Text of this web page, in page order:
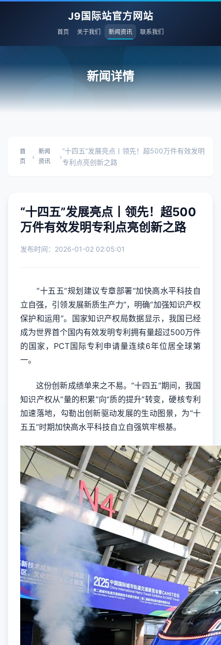
J9国际站官方网站
首页 关于我们 新闻资讯 联系我们
新闻详情
首
页
›
新闻
资讯
›
“十四五”发展亮点丨领先！超500万件有效发明
专利点亮创新之路
“十四五”发展亮点丨领先！超500
万件有效发明专利点亮创新之路
发布时间：2026-01-02 02:05:01
“十五五”规划建议专章部署“加快高水平科技自
立自强，引领发展新质生产力”，明确“加强知识产权
保护和运用”。国家知识产权局数据显示，我国已经
成为世界首个国内有效发明专利拥有量超过500万件
的国家，PCT国际专利申请量连续6年位居全球第
一。
这份创新成绩单来之不易。“十四五”期间，我国
知识产权从“量的积累”向“质的提升”转变，硬核专利
加速落地，勾勒出创新驱动发展的生动图景，为“十
五五”时期加快高水平科技自立自强筑牢根基。